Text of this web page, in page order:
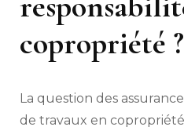
copropriété ?
La question des
de travaux en